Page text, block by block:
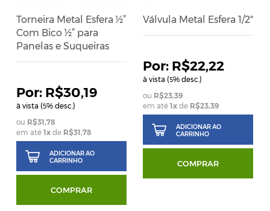
Torneira Metal Esfera ½”
Com Bico ½” para
Panelas e Suqueiras
R$30,19
à vista (5% desc.)
R$31,78
em até1x de R$31,78
ADICIONAR AO
CARRINHO
COMPRAR
Válvula Metal Esfera 1/2"
R$22,22
à vista (5% desc.)
R$23,39
em até 1xde R$23,39
ADICIONAR AO
CARRINHO
COMPRAR